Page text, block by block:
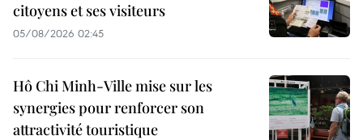
citoyens et ses visiteurs
05/08/2026 02:45
Hô Chi Minh-Ville mise sur les
synergies pour renforcer son
attractivité touristique